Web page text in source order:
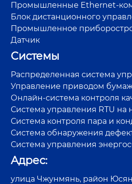
Промышленные Ethernet-
Блок дистанционного
Промышленное
Датчик
Системы
Распределенная система
Управление приводом
Онлайн-система контроля
Система управления RTU
Система контроля пара и
Система обнаружения
Система управления
Адрес:
улица Чжунмянь, район